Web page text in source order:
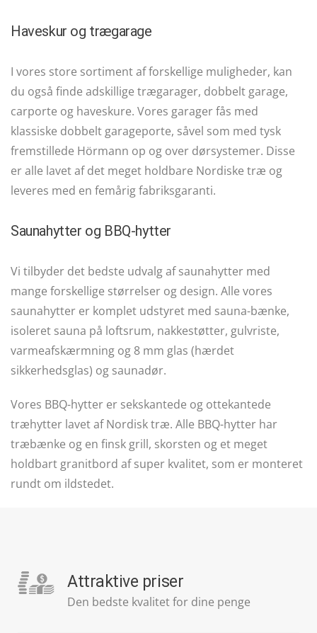
Haveskur og trægarage
I vores store sortiment af forskellige muligheder, kan
du også finde adskillige trægarager, dobbelt garage,
carporte og haveskure. Vores garager fås med
klassiske dobbelt garageporte, såvel som med tysk
fremstillede Hörmann op og over dørsystemer. Disse
er alle lavet af det meget holdbare Nordiske træ og
leveres med en femårig fabriksgaranti.
Saunahytter og BBQ-hytter
Vi tilbyder det bedste udvalg af saunahytter med
mange forskellige størrelser og design. Alle vores
saunahytter er komplet udstyret med sauna-bænke,
isoleret sauna på loftsrum, nakkestøtter, gulvriste,
varmeafskærmning og 8 mm glas (hærdet
sikkerhedsglas) og saunadør.
Vores BBQ-hytter er sekskantede og ottekantede
træhytter lavet af Nordisk træ. Alle BBQ-hytter har
træbænke og en finsk grill, skorsten og et meget
holdbart granitbord af super kvalitet, som er monteret
rundt om ildstedet.
Attraktive priser
Den bedste kvalitet for dine penge